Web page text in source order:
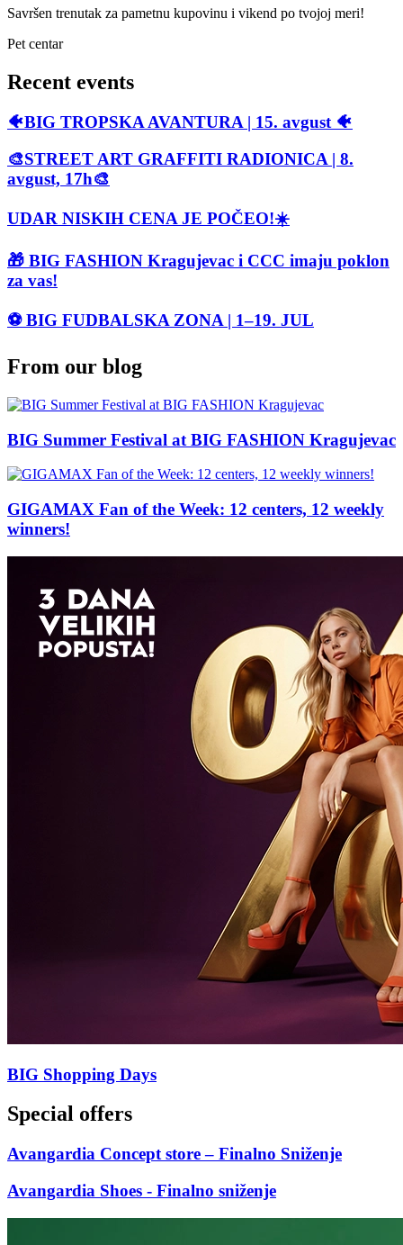
Savršen trenutak za pametnu kupovinu i vikend po tvojoj meri!
Pet centar
Recent events
🐠BIG TROPSKA AVANTURA | 15. avgust 🐠
🎨STREET ART GRAFFITI RADIONICA | 8.
avgust, 17h🎨
UDAR NISKIH CENA JE POČEO!☀️
🎁 BIG FASHION Kragujevac i CCC imaju poklon
za vas!
⚽ BIG FUDBALSKA ZONA | 1–19. JUL
From our blog
BIG Summer Festival at BIG FASHION Kragujevac
GIGAMAX Fan of the Week: 12 centers, 12 weekly
winners!
BIG Shopping Days
Special offers
Avangardia Concept store – Finalno Sniženje
Avangardia Shoes - Finalno sniženje